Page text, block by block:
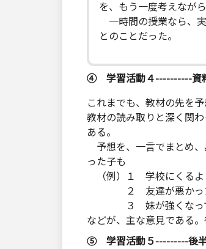
を、もう一度考えなが
一時間の授業なら、
とのことだった。
④ 学習活動４----------資
これまでも、教材の先を
教材の読み取りと深く関
ある。
予想を、一言でまとめ、
った子も
（例）１ 学校にくるよ
２ 友達が悪かったこ
３ 妹が強くなって、
などが、主な意見である
⑤ 学習活動５---------後半